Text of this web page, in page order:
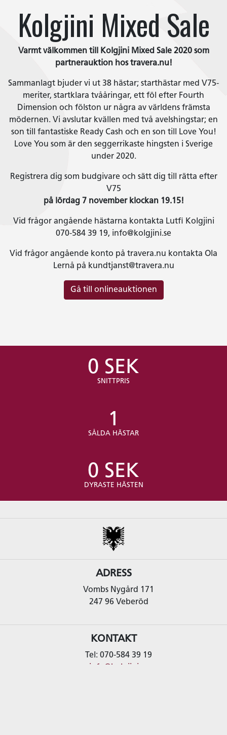
Kolgjini Mixed Sale
Varmt välkommen till Kolgjini Mixed Sale 2020 som
partnerauktion hos travera.nu!
Sammanlagt bjuder vi ut 38 hästar; starthästar med V75-
meriter, startklara tvååringar, ett föl efter Fourth
Dimension och fölston ur några av världens främsta
mödernen. Vi avslutar kvällen med två avelshingstar; en
son till fantastiske Ready Cash och en son till Love You!
Love You som är den seggerrikaste hingsten i Sverige
under 2020.
Registrera dig som budgivare och sätt dig till rätta efter
V75
på lördag 7 november klockan 19.15!
Vid frågor angående hästarna kontakta Lutfi Kolgjini
070-584 39 19, info@kolgjini.se
Vid frågor angående konto på travera.nu kontakta Ola
Lernå på kundtjanst@travera.nu
Gå till onlineauktionen
0 SEK
SNITTPRIS
1
SÅLDA HÄSTAR
0 SEK
DYRASTE HÄSTEN
ADRESS
Vombs Nygård 171
247 96 Veberöd
KONTAKT
Tel: 070-584 39 19